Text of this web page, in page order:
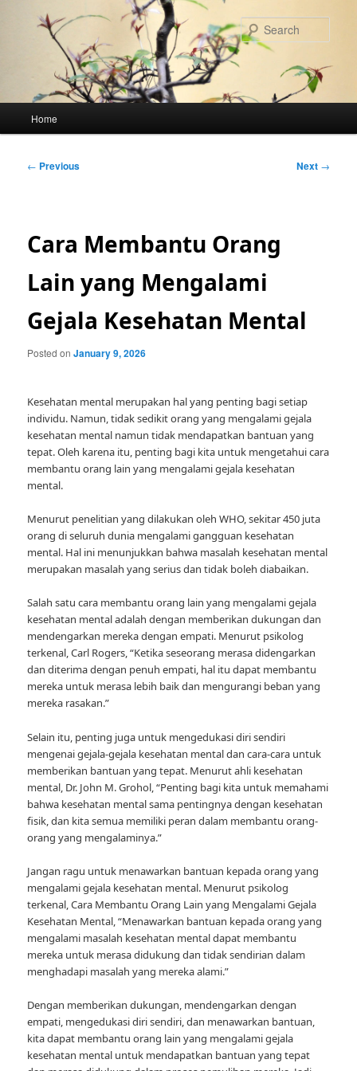
Home
Post
← Previous Next →
Cara Membantu Orang
Lain yang Mengalami
Gejala Kesehatan Mental
Posted onJanuary 9, 2026
Kesehatan mental merupakan hal yang penting bagi setiap
individu. Namun, tidak sedikit orang yang mengalami gejala
kesehatan mental namun tidak mendapatkan bantuan yang
tepat. Oleh karena itu, penting bagi kita untuk mengetahui cara
membantu orang lain yang mengalami gejala kesehatan
mental.
Menurut penelitian yang dilakukan oleh WHO, sekitar 450 juta
orang di seluruh dunia mengalami gangguan kesehatan
mental. Hal ini menunjukkan bahwa masalah kesehatan mental
merupakan masalah yang serius dan tidak boleh diabaikan.
Salah satu cara membantu orang lain yang mengalami gejala
kesehatan mental adalah dengan memberikan dukungan dan
mendengarkan mereka dengan empati. Menurut psikolog
terkenal, Carl Rogers, “Ketika seseorang merasa didengarkan
dan diterima dengan penuh empati, hal itu dapat membantu
mereka untuk merasa lebih baik dan mengurangi beban yang
mereka rasakan.”
Selain itu, penting juga untuk mengedukasi diri sendiri
mengenai gejala-gejala kesehatan mental dan cara-cara untuk
memberikan bantuan yang tepat. Menurut ahli kesehatan
mental, Dr. John M. Grohol, “Penting bagi kita untuk memahami
bahwa kesehatan mental sama pentingnya dengan kesehatan
fisik, dan kita semua memiliki peran dalam membantu orang-
orang yang mengalaminya.”
Jangan ragu untuk menawarkan bantuan kepada orang yang
mengalami gejala kesehatan mental. Menurut psikolog
terkenal, Cara Membantu Orang Lain yang Mengalami Gejala
Kesehatan Mental, “Menawarkan bantuan kepada orang yang
mengalami masalah kesehatan mental dapat membantu
mereka untuk merasa didukung dan tidak sendirian dalam
menghadapi masalah yang mereka alami.”
Dengan memberikan dukungan, mendengarkan dengan
empati, mengedukasi diri sendiri, dan menawarkan bantuan,
kita dapat membantu orang lain yang mengalami gejala
kesehatan mental untuk mendapatkan bantuan yang tepat